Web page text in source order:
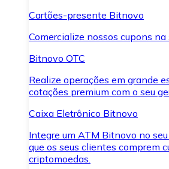
Cartões-presente Bitnovo
Comercialize nossos cupons na
Bitnovo OTC
Realize operações em grande
cotações premium com o seu
Caixa Eletrônico Bitnovo
Integre um ATM Bitnovo no
que os seus clientes comprem
criptomoedas.